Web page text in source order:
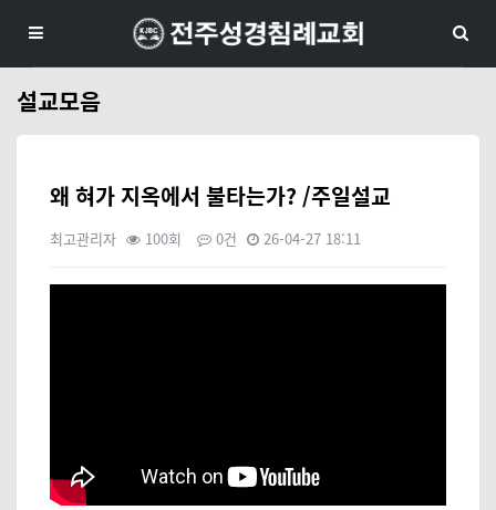
설교모음
왜 혀가 지옥에서 불타는가? /주일설교
최고관리자 100회 0건 26-04-27 18:11